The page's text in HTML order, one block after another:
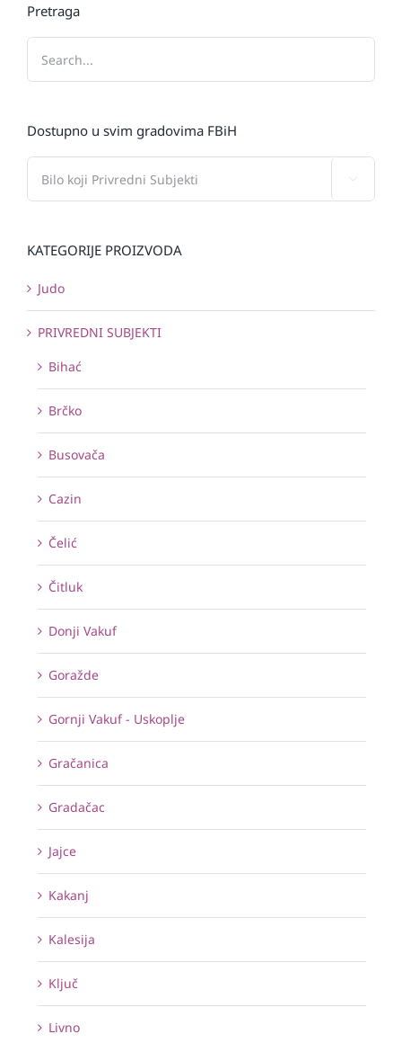
Pretraga
Dostupno u svim gradovima FBiH
KATEGORIJE PROIZVODA
Judo
PRIVREDNI SUBJEKTI
Bihać
Brčko
Busovača
Cazin
Čelić
Čitluk
Donji Vakuf
Goražde
Gornji Vakuf - Uskoplje
Gračanica
Gradačac
Jajce
Kakanj
Kalesija
Ključ
Livno